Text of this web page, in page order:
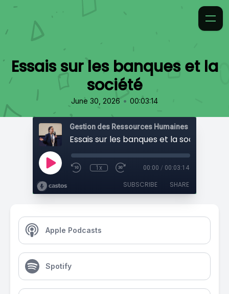
Essais sur les banques et la
société
June 30, 2026 • 00:03:14
Gestion des Ressources Humaines
Essais sur les banques et la société
1x 00:00 / 00:03:14
SUBSCRIBE SHARE
Apple Podcasts
Spotify